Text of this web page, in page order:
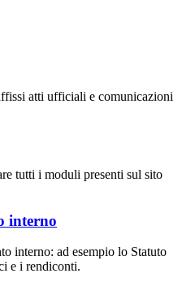
atti ufficiali e comunicazioni
tutti i moduli presenti sul sito
interno
interno: ad esempio lo Statuto
e i rendiconti.